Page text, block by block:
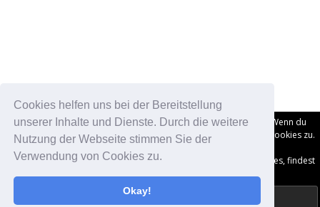
Cookies helfen uns bei der Bereitstellung
unserer Inhalte und Dienste. Durch die weitere
Nutzung der Webseite stimmen Sie der
Verwendung von Cookies zu.
Okay!
Datenschutz und Cookies: Diese Website verwendet Cookies. Wenn du
die Website weiterhin nutzt, stimmst du der Verwendung von Cookies zu.
Weitere Informationen, beispielsweise zur Kontrolle von Cookies, findest